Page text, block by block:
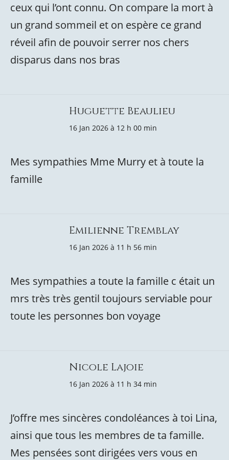
ceux qui l’ont connu. On compare la mort à
un grand sommeil et on espère ce grand
réveil afin de pouvoir serrer nos chers
disparus dans nos bras
Huguette Beaulieu
16 Jan 2026 à 12 h 00 min
Mes sympathies Mme Murry et à toute la
famille
Emilienne Tremblay
16 Jan 2026 à 11 h 56 min
Mes sympathies a toute la famille c était un
mrs très très gentil toujours serviable pour
toute les personnes bon voyage
Nicole Lajoie
16 Jan 2026 à 11 h 34 min
J’offre mes sincères condoléances à toi Lina,
ainsi que tous les membres de ta famille.
Mes pensées sont dirigées vers vous en